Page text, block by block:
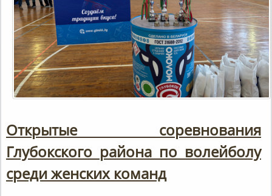
Глубокского района по волейболу
среди женских команд